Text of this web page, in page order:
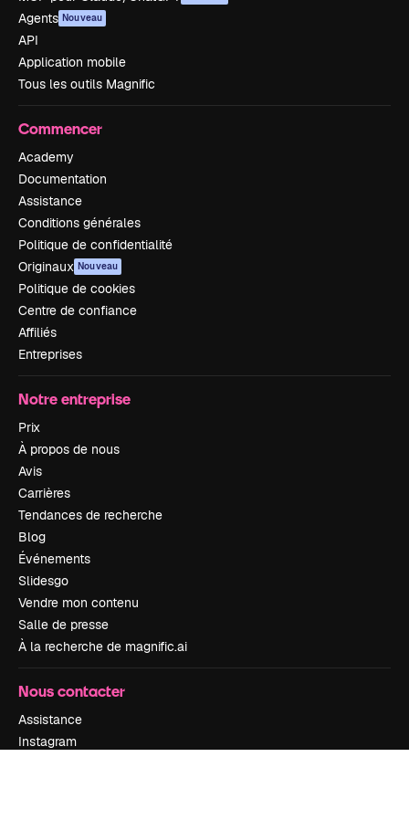
Agents Nouveau
API
Application mobile
Tous les outils Magnific
Commencer
Academy
Documentation
Assistance
Conditions générales
Politique de confidentialité
Originaux Nouveau
Politique de cookies
Centre de confiance
Affiliés
Entreprises
Notre entreprise
Prix
À propos de nous
Avis
Carrières
Tendances de recherche
Blog
Événements
Slidesgo
Vendre mon contenu
Salle de presse
À la recherche de magnific.ai
Nous contacter
Assistance
Instagram